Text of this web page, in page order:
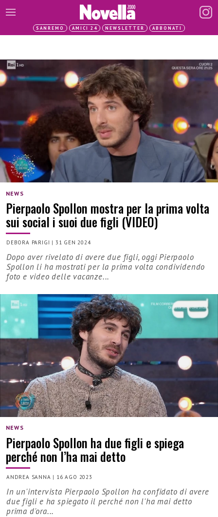
SANREMO AMICI 24 NEWSLETTER ABBONATI
NEWS
Pierpaolo Spollon mostra per la prima volta
sui social i suoi due figli (VIDEO)
DEBORA PARIGI | 31 GEN 2024
Dopo aver rivelato di avere due figli, oggi Pierpaolo
Spollon li ha mostrati per la prima volta condividendo
foto e video delle vacanze...
NEWS
Pierpaolo Spollon ha due figli e spiega
perché non l’ha mai detto
ANDREA SANNA | 16 AGO 2023
In un'intervista Pierpaolo Spollon ha confidato di avere
due figli e ha spiegato il perché non l'ha mai detto
prima d'ora...